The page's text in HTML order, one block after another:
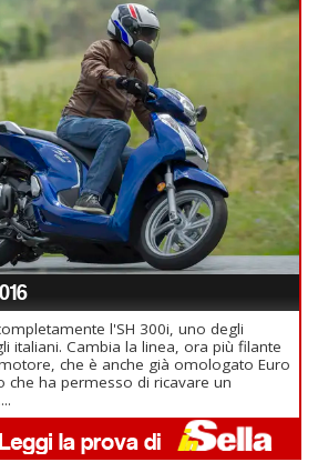
l'SH 300i, uno degli
italiani. Cambia la linea, ora più filante
che è anche già omologato Euro
che ha permesso di ricavare un